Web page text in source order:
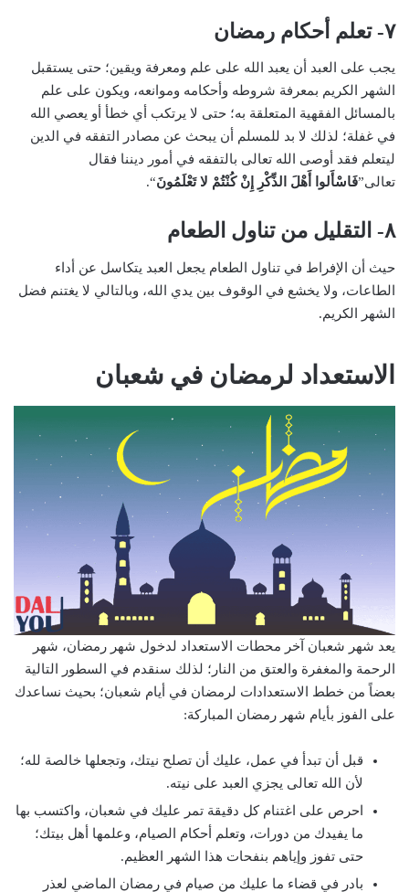
٧- تعلم أحكام رمضان
يجب على العبد أن يعبد الله على علم ومعرفة ويقين؛ حتى يستقبل
الشهر الكريم بمعرفة شروطه وأحكامه وموانعه، ويكون على علم
بالمسائل الفقهية المتعلقة به؛ حتى لا يرتكب أي خطأ أو يعصي الله
في غفلة؛ لذلك لا بد للمسلم أن يبحث عن مصادر التفقه في الدين
ليتعلم فقد أوصى الله تعالى بالتفقه في أمور ديننا فقال
تعالى”فَاسْأَلوا أَهْلَ الذِّكْرِ إِنْ كُنْتُمْ لا تَعْلَمُونَ“.
٨- التقليل من تناول الطعام
حيث أن الإفراط في تناول الطعام يجعل العبد يتكاسل عن أداء
الطاعات، ولا يخشع في الوقوف بين يدي الله، وبالتالي لا يغتنم فضل
الشهر الكريم.
الاستعداد لرمضان في شعبان
يعد شهر شعبان آخر محطات الاستعداد لدخول شهر رمضان، شهر
الرحمة والمغفرة والعتق من النار؛ لذلك سنقدم في السطور التالية
بعضاً من خطط الاستعدادات لرمضان في أيام شعبان؛ بحيث نساعدك
على الفوز بأيام شهر رمضان المباركة:
قبل أن تبدأ في عمل، عليك أن تصلح نيتك، وتجعلها خالصة لله؛
لأن الله تعالى يجزي العبد على نيته.
احرص على اغتنام كل دقيقة تمر عليك في شعبان، واكتسب بها
ما يفيدك من دورات، وتعلم أحكام الصيام، وعلمها أهل بيتك؛
حتى تفوز وإياهم بنفحات هذا الشهر العظيم.
بادر في قضاء ما عليك من صيام في رمضان الماضي لعذر